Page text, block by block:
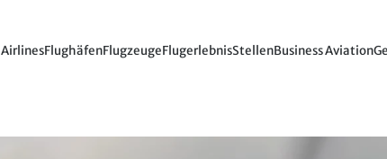
AirlinesFlughäfenFlugzeugeFlugerlebnisStellenBusiness Aviation